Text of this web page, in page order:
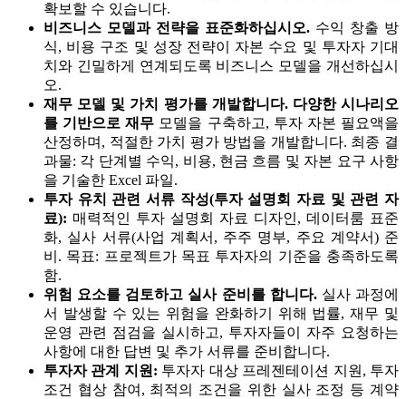
확보할 수 있습니다.
비즈니스 모델과 전략을 표준화하십시오. 수익 창출 방
식, 비용 구조 및 성장 전략이 자본 수요 및 투자자 기대
치와 긴밀하게 연계되도록 비즈니스 모델을 개선하십시
오.
재무 모델 및 가치 평가를 개발합니다. 다양한 시나리오
를 기반으로 재무 모델을 구축하고, 투자 자본 필요액을
산정하며, 적절한 가치 평가 방법을 개발합니다. 최종 결
과물: 각 단계별 수익, 비용, 현금 흐름 및 자본 요구 사항
을 기술한 Excel 파일.
투자 유치 관련 서류 작성(투자 설명회 자료 및 관련 자
료): 매력적인 투자 설명회 자료 디자인, 데이터룸 표준
화, 실사 서류(사업 계획서, 주주 명부, 주요 계약서) 준
비. 목표: 프로젝트가 목표 투자자의 기준을 충족하도록
함.
위험 요소를 검토하고 실사 준비를 합니다. 실사 과정에
서 발생할 수 있는 위험을 완화하기 위해 법률, 재무 및
운영 관련 점검을 실시하고, 투자자들이 자주 요청하는
사항에 대한 답변 및 추가 서류를 준비합니다.
투자자 관계 지원: 투자자 대상 프레젠테이션 지원, 투자
조건 협상 참여, 최적의 조건을 위한 실사 조정 등 계약